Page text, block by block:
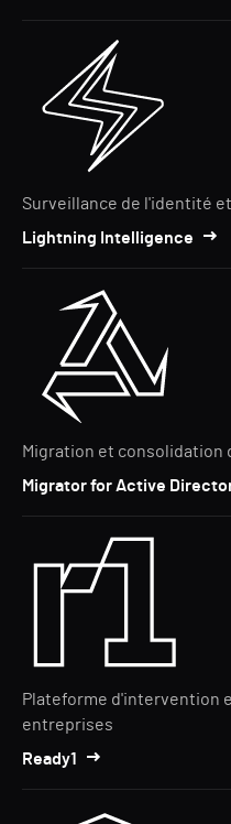
Surveillance de l'identité
Lightning Intelligence
Migration et consolidation
Migrator for Active
Plateforme d'intervention
entreprises
Ready1